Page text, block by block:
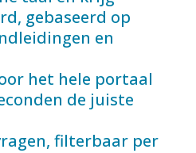
gebaseerd op
en
het hele portaal
de juiste
filterbaar per